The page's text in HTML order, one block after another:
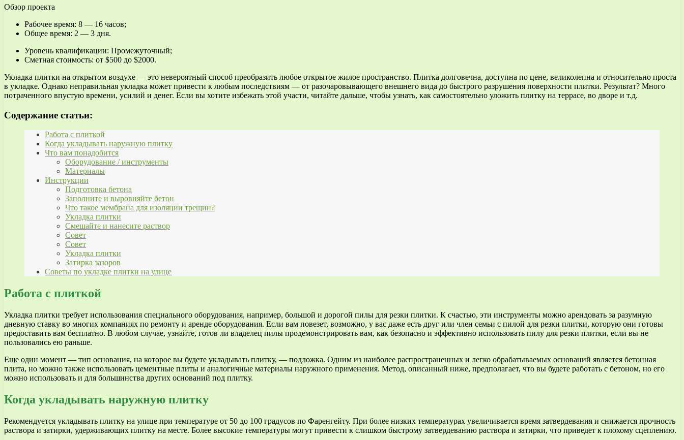
Обзор проекта
Рабочее время: 8 — 16 часов;
Общее время: 2 — 3 дня.
Уровень квалификации: Промежуточный;
Сметная стоимость: от $500 до $2000.
Укладка плитки на открытом воздухе — это невероятный способ преобразить любое открытое жилое пространство. Плитка долговечна, доступна по цене, великолепна и относительно проста
в укладке. Однако неправильная укладка может привести к любым последствиям — от разочаровывающего внешнего вида до быстрого разрушения поверхности плитки. Результат? Много
потраченного впустую времени, усилий и денег. Если вы хотите избежать этой участи, читайте дальше, чтобы узнать, как самостоятельно уложить плитку на террасе, во дворе и т.д.
Содержание статьи:
Работа с плиткой
Когда укладывать наружную плитку
Что вам понадобится
Оборудование / инструменты
Материалы
Инструкции
Подготовка бетона
Заполните и выровняйте бетон
Что такое мембрана для изоляции трещин?
Укладка плитки
Смешайте и нанесите раствор
Совет
Совет
Укладка плитки
Затирка зазоров
Советы по укладке плитки на улице
Работа с плиткой
Укладка плитки требует использования специального оборудования, например, большой и дорогой пилы для резки плитки. К счастью, эти инструменты можно арендовать за разумную
дневную ставку во многих компаниях по ремонту и аренде оборудования. Если вам повезет, возможно, у вас даже есть друг или член семьи с пилой для резки плитки, которую они готовы
предоставить вам бесплатно. В любом случае, узнайте, готов ли владелец пилы продемонстрировать вам, как безопасно и эффективно использовать пилу для резки плитки, если вы не
пользовались ею раньше.
Еще один момент — тип основания, на которое вы будете укладывать плитку, — подложка. Одним из наиболее распространенных и легко обрабатываемых оснований является бетонная
плита, но можно также использовать цементные плиты и аналогичные материалы наружного применения. Метод, описанный ниже, предполагает, что вы будете работать с бетоном, но его
можно использовать и для большинства других оснований под плитку.
Когда укладывать наружную плитку
Рекомендуется укладывать плитку на улице при температуре от 50 до 100 градусов по Фаренгейту. При более низких температурах увеличивается время затвердевания и снижается прочность
раствора и затирки, удерживающих плитку на месте. Более высокие температуры могут привести к слишком быстрому затвердеванию раствора и затирки, что приведет к плохому сцеплению.